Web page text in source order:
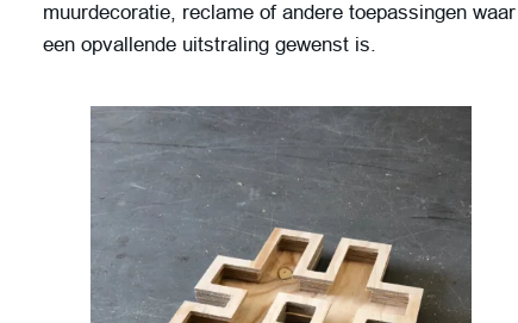
muurdecoratie, reclame of andere toepassingen waar
een opvallende uitstraling gewenst is.